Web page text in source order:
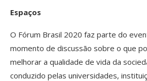
Espaços
O Fórum Brasil 2020 faz parte do
momento de discussão sobre o que
melhorar a qualidade de vida da
conduzido pelas universidades,